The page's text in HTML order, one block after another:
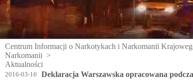
Centrum Informacji o Narkotykach i Narkomanii
Narkomanii >
Aktualności
2016-03-16
Deklaracja Warszawska opracowana